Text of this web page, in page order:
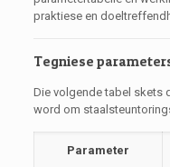
praktiese en
Tegniese
Die volgende tabel skets
word om
Parameter